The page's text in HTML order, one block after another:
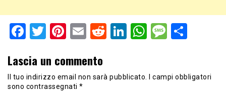
Facebook
Twitter
Pinterest
EmailRedditLinkedIn
WhatsApp
Lascia un commento
Il tuo indirizzo email non sarà pubblicato. I campi obbligatori
sono contrassegnati *